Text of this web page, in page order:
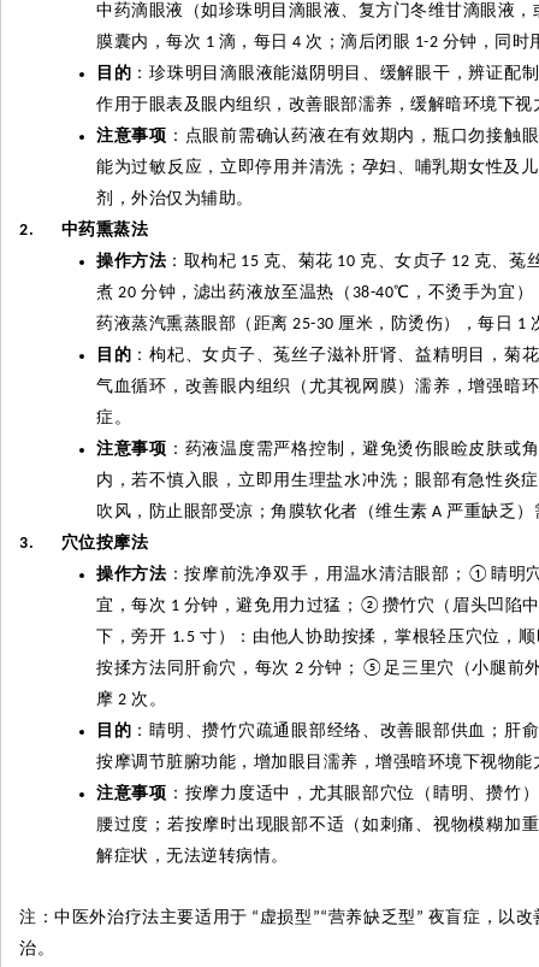
中药滴眼液（如珍珠明目滴眼液、复方门冬维甘滴眼液
膜囊内，每次 1 滴，每日 4 次；滴后闭眼 1-2 分钟，同时
目的 ：珍珠明目滴眼液能滋阴明目、缓解眼干，辨证配
作用于眼表及眼内组织，改善眼部濡养，缓解暗环境下
注意事项 ：点眼前需确认药液在有效期内，瓶口勿接触
能为过敏反应，立即停用并清洗；孕妇、哺乳期女性及
剂，外治仅为辅助。
2.
中药熏蒸法
操作方法 ：取枸杞 15 克、菊花 10 克、女贞子 12 克、菟
煮 20 分钟，滤出药液放至温热（ 38-40℃ ，不烫手为宜
药液蒸汽熏蒸眼部（距离 25-30 厘米，防烫伤），每日 1
目的 ：枸杞、女贞子、菟丝子滋补肝肾、益精明目，菊
气血循环，改善眼内组织（尤其视网膜）濡养，增强暗
症。
注意事项 ：药液温度需严格控制，避免烫伤眼睑皮肤或
内，若不慎入眼，立即用生理盐水冲洗；眼部有急性炎
吹风，防止眼部受凉；角膜软化者（维生素 A 严重缺乏
3.
穴位按摩法
操作方法 ：按摩前洗净双手，用温水清洁眼部； ①睛明
宜，每次 1 分钟，避免用力过猛； ② 攒竹穴（眉头凹陷
下，旁开 1.5 寸）：由他人协助按揉，掌根轻压穴位，
按揉方法同肝俞穴，每次 2 分钟； ⑤足三里穴（小腿前
摩 2 次。
目的 ：睛明、攒竹穴疏通眼部经络、改善眼部供血；肝
按摩调节脏腑功能，增加眼目濡养，增强暗环境下视物
注意事项 ：按摩力度适中，尤其眼部穴位（睛明、攒竹
腰过度；若按摩时出现眼部不适（如刺痛、视物模糊加
解症状，无法逆转病情。
注：中医外治疗法主要适用于 “ 虚损型 ”“营养缺乏型 ” 夜盲症，以改
治。